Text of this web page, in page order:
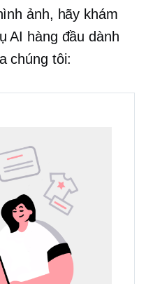
ảnh, hãy khám
AI hàng đầu dành
chúng tôi: